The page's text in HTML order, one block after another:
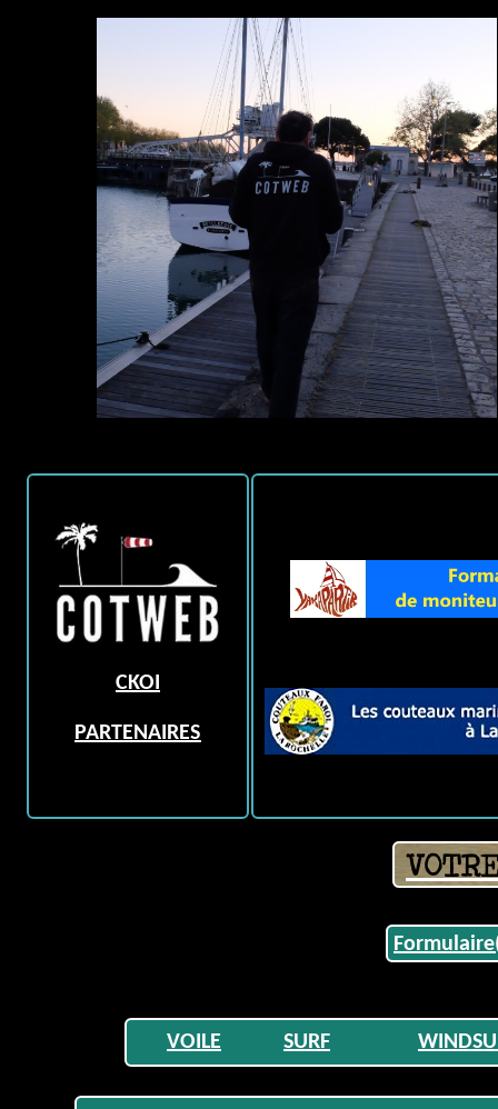
CKOI
PARTENAIRES
VOILE SURF